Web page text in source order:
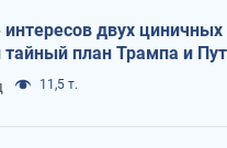
двух циничных
тайный план Трампа и
11,5 т.